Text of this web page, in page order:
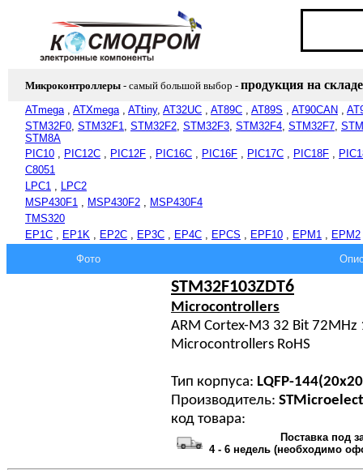
Микроконтроллеры - самый большой выбор - продукция на складе
ATmega, ATXmega, ATtiny, AT32UC , AT89C , AT89S , AT90CAN ,
STM32F0, STM32F1, STM32F2, STM32F3, STM32F4, STM32F7,
STM8A
PIC10 , PIC12C , PIC12F , PIC16C , PIC16F , PIC17C , PIC18F ,
C8051
LPC1 , LPC2
MSP430F1 , MSP430F2 , MSP430F4
TMS320
EP1C , EP1K , EP2C , EP3C , EP4C , EPCS , EPF10 , EPM1 , EPM2
Фото
STM32F103ZDT6
Microcontrollers
ARM Cortex-M3 32 Bit 72MHz
Microcontrollers RoHS
Тип корпуса: LQFP-
Производитель:
код товара:
Поставка под
4 - 6 недель (необходимо